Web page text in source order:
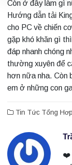
Còn ở đây làm gì
Hướng dẫn tải
cho PC về chiến
gặp khó khăn gì
đáp nhanh chóng
thường xuyên để
hơn nữa nha. Còn
em ở những con
Tin Tức Tổng Hơp
❤️